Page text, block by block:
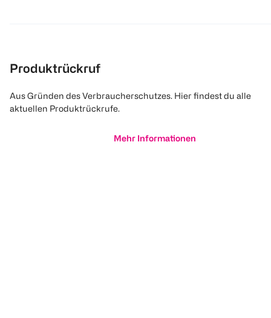
Produktrückruf
Aus Gründen des Verbraucherschutzes. Hier findest du alle
aktuellen Produktrückrufe.
Mehr Informationen